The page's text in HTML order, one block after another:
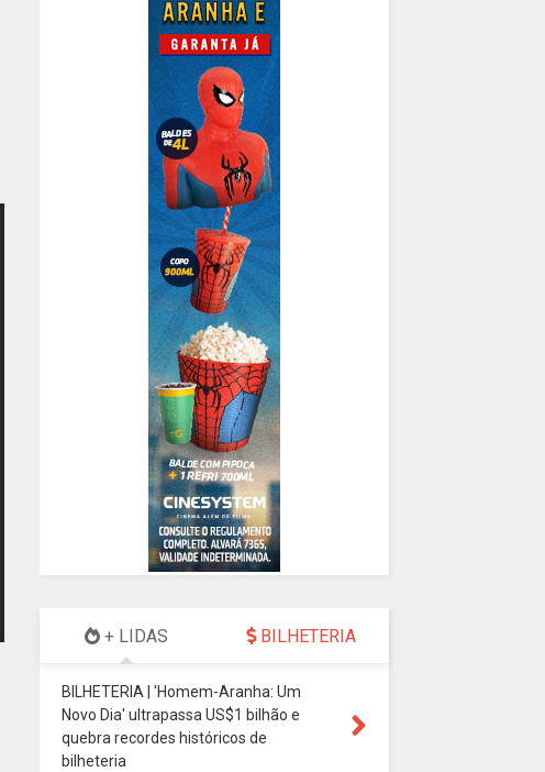
+ LIDAS BILHETERIA
BILHETERIA | 'Homem-Aranha: Um
Novo Dia' ultrapassa US$1 bilhão e
quebra recordes históricos de
bilheteria